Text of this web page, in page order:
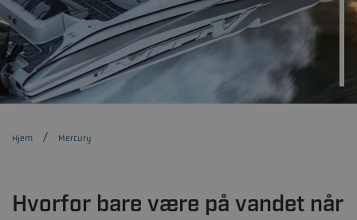
Hjem Mercury
Hvorfor bare være på vandet når